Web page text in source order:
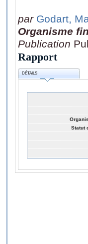
par Godart,
Organisme
Publication
Rapport
DÉTAILS
Statut